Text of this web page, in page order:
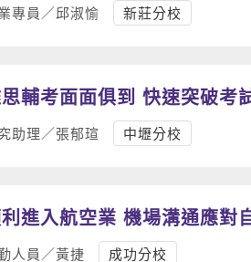
專員／邱淑愉 新莊分校
輔考面面俱到 快速突破考
助理／張郁瑄 中壢分校
進入航空業 機場溝通應對
人員／黃捷 成功分校